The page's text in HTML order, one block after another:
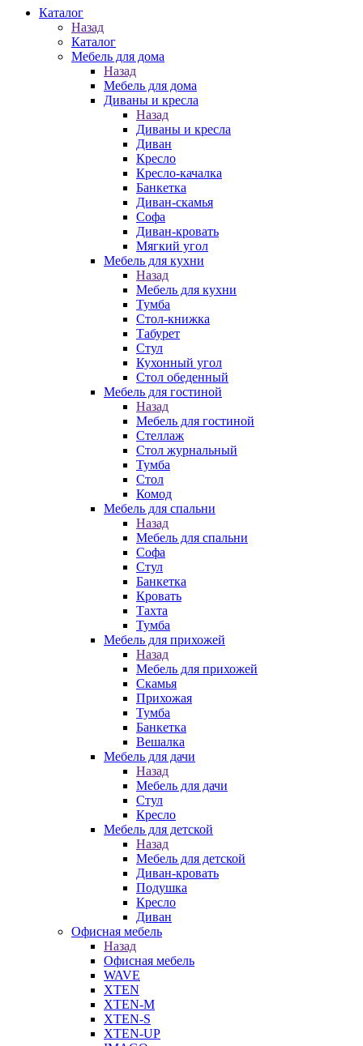
Каталог
Назад
Каталог
Мебель для дома
Назад
Мебель для дома
Диваны и кресла
Назад
Диваны и кресла
Диван
Кресло
Кресло-качалка
Банкетка
Диван-скамья
Софа
Диван-кровать
Мягкий угол
Мебель для кухни
Назад
Мебель для кухни
Тумба
Стол-книжка
Табурет
Стул
Кухонный угол
Стол обеденный
Мебель для гостиной
Назад
Мебель для гостиной
Стеллаж
Стол журнальный
Тумба
Стол
Комод
Мебель для спальни
Назад
Мебель для спальни
Софа
Стул
Банкетка
Кровать
Тахта
Тумба
Мебель для прихожей
Назад
Мебель для прихожей
Скамья
Прихожая
Тумба
Банкетка
Вешалка
Мебель для дачи
Назад
Мебель для дачи
Стул
Кресло
Мебель для детской
Назад
Мебель для детской
Диван-кровать
Подушка
Кресло
Диван
Офисная мебель
Назад
Офисная мебель
WAVE
XTEN
XTEN-M
XTEN-S
XTEN-UP